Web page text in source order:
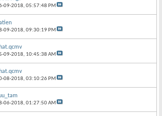
09-2018,05:57:48 PM
09-2018,09:30:19 PM
09-2018, 10:45:38 AM
08-2018,03:10:26 PM
06-2018,01:27:50 AM